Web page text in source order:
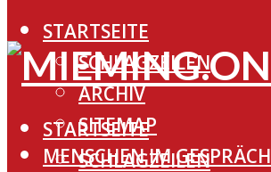
STARTSEITE
SCHLAGZEILEN
ARCHIV
SITEMAP
MENSCHEN IM GESPRÄCH
STARTSEITE
SCHLAGZEILEN